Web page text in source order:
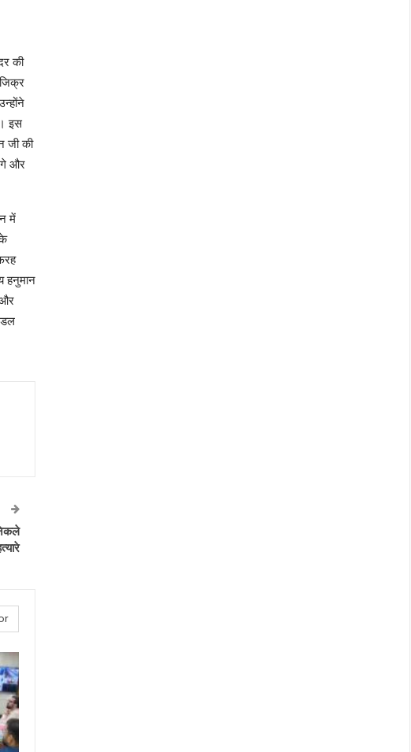
की
इस
जी की
और
में
हनुमान
और